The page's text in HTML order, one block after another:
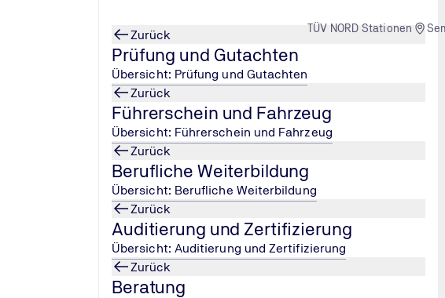
TÜV NORD Stationen
Zurück
Prüfung und Gutachten
Übersicht: Prüfung und Gutachten
Zurück
Führerschein und Fahrzeug
Übersicht: Führerschein und Fahrzeug
Zurück
Berufliche Weiterbildung
Übersicht: Berufliche Weiterbildung
Zurück
Auditierung und Zertifizierung
Übersicht: Auditierung und Zertifizierung
Zurück
Beratung
Unsere Standorte in Deutschlan... Weiterbildung in Köln